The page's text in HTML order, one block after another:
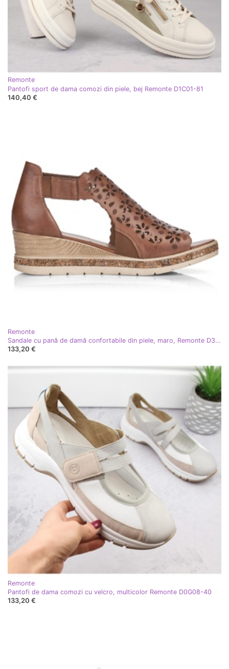
Remonte
Pantofi sport de dama comozi din piele, bej Remonte D1C01-81
140,40 €
Remonte
Sandale cu pană de damă confortabile din piele, maro, Remonte D3056-24
133,20 €
Remonte
Pantofi de dama comozi cu velcro, multicolor Remonte D0G08-40
133,20 €